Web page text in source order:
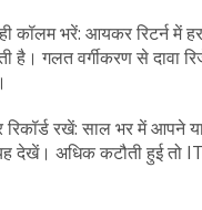
कॉलम भरें: आयकर रिटर्न में
है। गलत वर्गीकरण से दावा
रखें: साल भर में आपने
देखें। अधिक कटौती हुई तो